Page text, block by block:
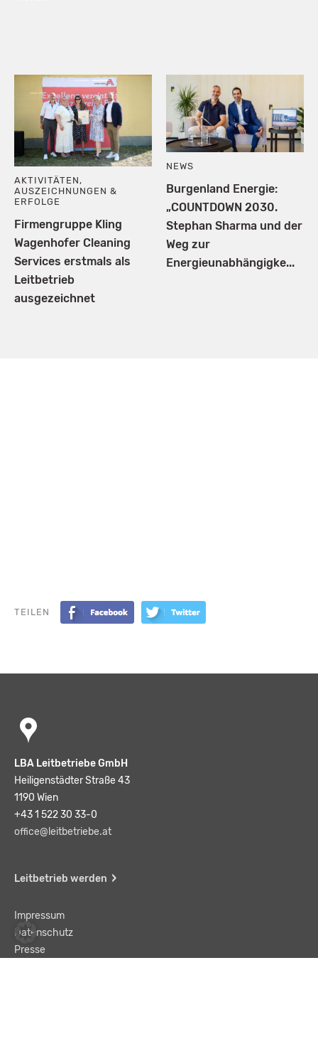
AKTIVITÄTEN ,
AUSZEICHNUNGEN &
ERFOLGE
Firmengruppe Kling
Wagenhofer Cleaning
Services erstmals als
Leitbetrieb
ausgezeichnet
NEWS
Burgenland Energie:
„COUNTDOWN 2030.
Stephan Sharma und der
Weg zur
Energieunabhängigke...
TEILEN
LBA Leitbetriebe GmbH
Heiligenstädter Straße 43
1190 Wien
+43 1 522 30 33-0
office@leitbetriebe.at
Leitbetrieb werden
Impressum
Datenschutz
Presse